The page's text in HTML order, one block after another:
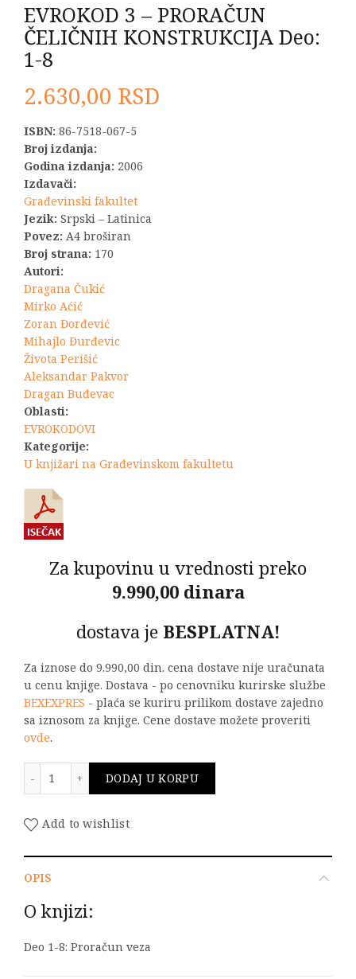
EVROKOD 3 – PRORAČUN
ČELIČNIH KONSTRUKCIJA Deo:
1-8
2.630,00 RSD
ISBN: 86-7518-067-5
Broj izdanja:
Godina izdanja: 2006
Izdavači:
Građevinski fakultet
Jezik: Srpski – Latinica
Povez: A4 broširan
Broj strana: 170
Autori:
Dragana Čukić
Mirko Aćić
Zoran Đorđević
Mihajlo Đurđevic
Života Perišić
Aleksandar Pakvor
Dragan Buđevac
Oblasti:
EVROKODOVI
Kategorije:
U knjižari na Građevinskom fakultetu
Za kupovinu u vrednosti preko
9.990,00 dinara
dostava je BESPLATNA!
Za iznose do 9.990,00 din. cena dostave nije uračunata
u cenu knjige. Dostava - po cenovniku kurirske službe
BEXEXPRES - plaća se kuriru prilikom dostave zajedno
sa iznosom za knjige. Cene dostave možete proveriti
ovde.
DODAJ U KORPU
Add to wishlist
OPIS
O knjizi:
Deo 1-8: Proračun veza